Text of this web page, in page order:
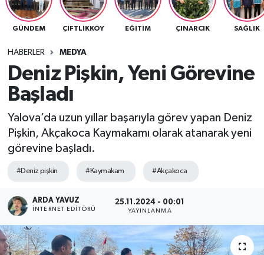
GÜNDEM ÇİFTLİKKÖY EĞİTİM ÇINARCIK SAĞLIK
HABERLER MEDYA
Deniz Pişkin, Yeni Görevine
Başladı
Yalova’da uzun yıllar başarıyla görev yapan Deniz
Pişkin, Akçakoca Kaymakamı olarak atanarak yeni
görevine başladı.
#Deniz pişkin #Kaymakam #Akçakoca
ARDA YAVUZ
İNTERNET EDITÖRÜ
25.11.2024 - 00:01
YAYINLANMA
KÜLTÜR
BİLİM VE TEKNOLOJİ
ASAYİŞ
SAĞLIK
RESMİ İLAN
Yalova Trafik Yoğunluk Haritası
Tüm Manşetler
Son Dakika Haberleri
Haber Arşivi